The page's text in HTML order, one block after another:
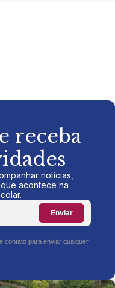
receba
notícias,
acontece na
Enviar
contato para enviar qualquer